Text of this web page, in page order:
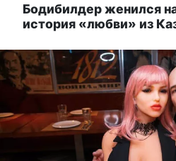
Бодибилдер женился
история «любви» из